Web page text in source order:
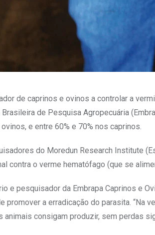
de caprinos e ovinos a controlar a
de Pesquisa Agropecuária
e entre 60% e 70% nos caprinos.
do Moredun Research Institute
contra o verme hematófago (que se
e pesquisador da Embrapa Caprinos e
promover a erradicação do parasita. “Na
animais consigam produzir, sem perdas